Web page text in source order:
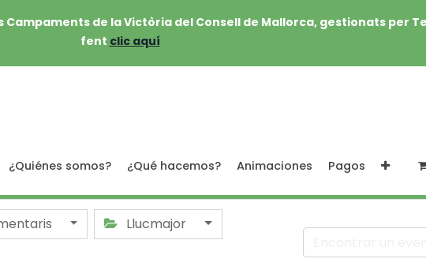
de la Victòria del Consell de Mallorca, gestionats per
fent clic aquí
¿Quiénes somos? ¿Qué hacemos? Animaciones Pagos
Llucmajor